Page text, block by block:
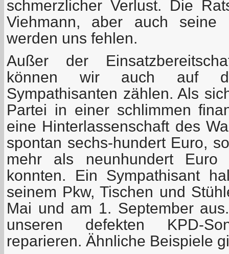
schmerzlicher Verlust. Die
Viehmann, aber auch seine
werden uns fehlen.
Außer der
können wir auch auf
Sympathisanten zählen. Als
Partei in einer schlimmen
eine Hinterlassenschaft des
spontan sechs-hundert Euro,
mehr als neunhundert Euro
konnten. Ein Sympathisant
seinem Pkw, Tischen und
Mai und am 1. September
unseren defekten KPD-
reparieren. Ähnliche Beispiele